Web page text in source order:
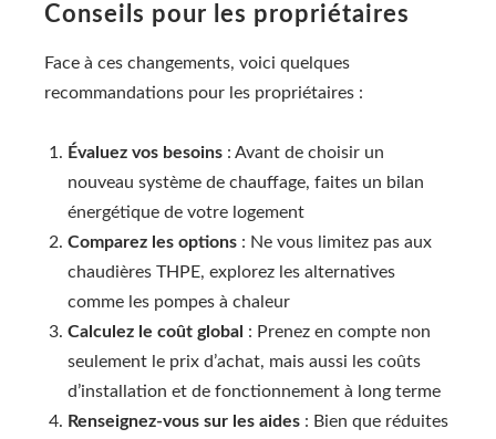
Conseils pour les propriétaires
Face à ces changements, voici quelques
recommandations pour les propriétaires :
Évaluez vos besoins : Avant de choisir un
nouveau système de chauffage, faites un bilan
énergétique de votre logement
Comparez les options : Ne vous limitez pas aux
chaudières THPE, explorez les alternatives
comme les pompes à chaleur
Calculez le coût global : Prenez en compte non
seulement le prix d’achat, mais aussi les coûts
d’installation et de fonctionnement à long terme
Renseignez-vous sur les aides : Bien que réduites